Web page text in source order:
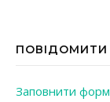
Заповнити